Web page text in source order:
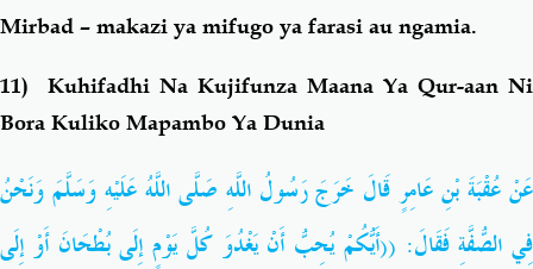
Mirbad – makazi ya mifugo ya farasi au ngamia.
11) Kuhifadhi Na Kujifunza Maana Ya Qur-aan Ni
Bora Kuliko Mapambo Ya Dunia
عَنْ عُقْبَةَ بْنِ عَامِرٍ قَالَ خَرَجَ رَسُولُ اللَّهِ صَلَّى اللَّهُ عَلَيْهِ وَسَلَّمَ وَنَحْنُ
فِي الصُّفَّةِ فَقَالَ: ((أَيُّكُمْ يُحِبُّ أَنْ يَغْدُوَ كُلَّ يَوْمٍ إِلَى بُطْحَانَ أَوْ إِلَى